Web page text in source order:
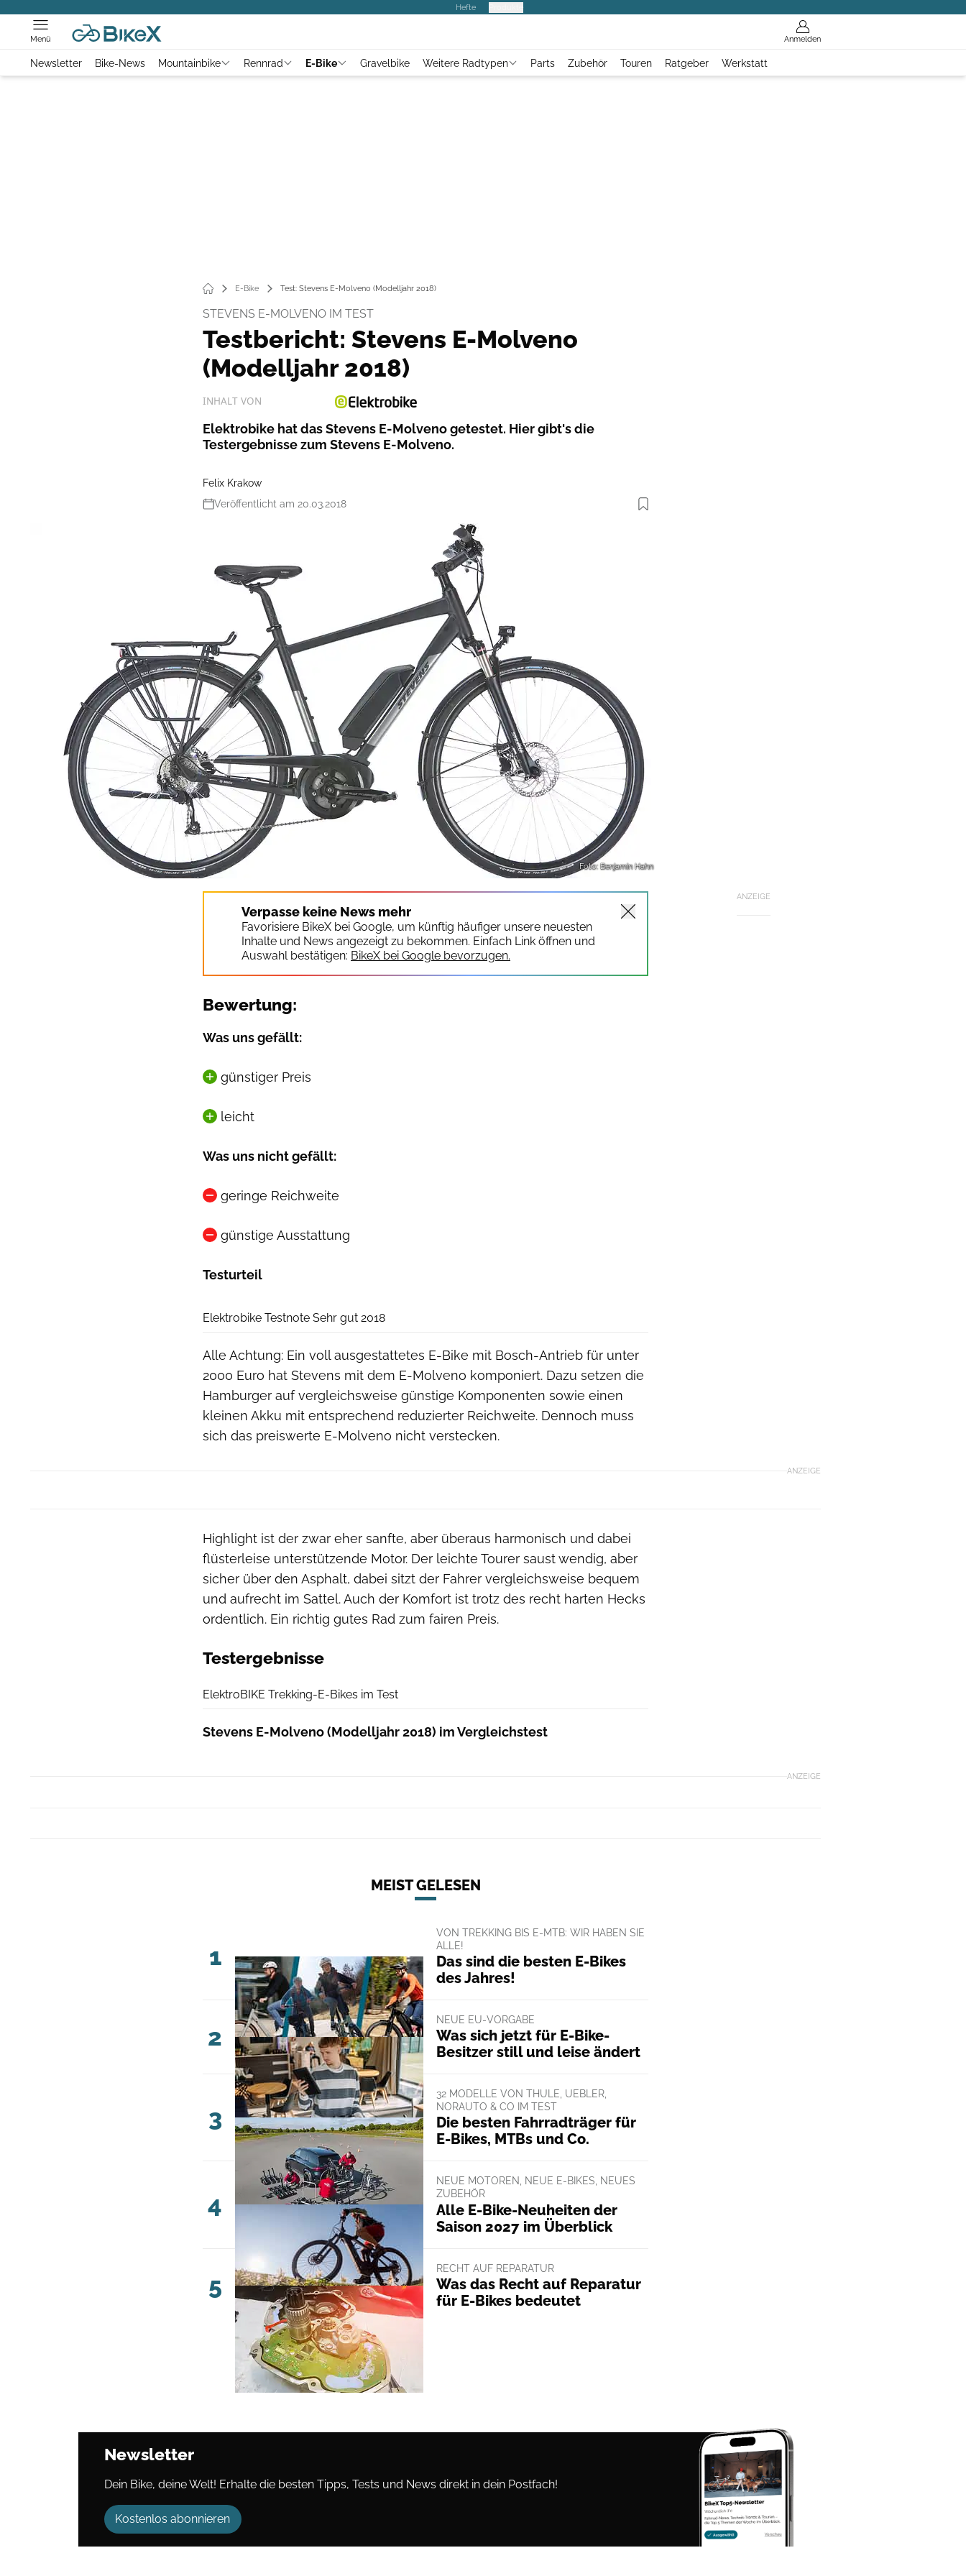
Hefte
Anmelden
Menü
Newsletter Bike-News Mountainbike Rennrad E-Bike Gravelbike Weitere Radtypen Parts Zubehör Touren Ratgeber Werkstatt
E-Bike Test: Stevens E-Molveno (Modelljahr 2018)
STEVENS E-MOLVENO IM TEST
Testbericht: Stevens E-Molveno
(Modelljahr 2018)
INHALT VON
Elektrobike hat das Stevens E-Molveno getestet. Hier gibt's die
Testergebnisse zum Stevens E-Molveno.
Felix Krakow
Veröffentlicht am 20.03.2018
Foto: Benjamin Hahn
ANZEIGE
Verpasse keine News mehr
Favorisiere BikeX bei Google, um künftig häufiger unsere neuesten
Inhalte und News angezeigt zu bekommen. Einfach Link öffnen und
Auswahl bestätigen: BikeX bei Google bevorzugen.
Bewertung:
Was uns gefällt:
günstiger Preis
leicht
Was uns nicht gefällt:
geringe Reichweite
günstige Ausstattung
Testurteil
Elektrobike Testnote Sehr gut 2018
Alle Achtung: Ein voll ausgestattetes E-Bike mit Bosch-Antrieb für unter
2000 Euro hat Stevens mit dem E-Molveno komponiert. Dazu setzen die
Hamburger auf vergleichsweise günstige Komponenten sowie einen
kleinen Akku mit entsprechend reduzierter Reichweite. Dennoch muss
sich das preiswerte E-Molveno nicht verstecken.
ANZEIGE
Highlight ist der zwar eher sanfte, aber überaus harmonisch und dabei
flüsterleise unterstützende Motor. Der leichte Tourer saust wendig, aber
sicher über den Asphalt, dabei sitzt der Fahrer vergleichsweise bequem
und aufrecht im Sattel. Auch der Komfort ist trotz des recht harten Hecks
ordentlich. Ein richtig gutes Rad zum fairen Preis.
Testergebnisse
ElektroBIKE Trekking-E-Bikes im Test
Stevens E-Molveno (Modelljahr 2018) im Vergleichstest
ANZEIGE
MEIST GELESEN
1
VON TREKKING BIS E-MTB: WIR HABEN SIE
ALLE!
Das sind die besten E-Bikes
des Jahres!
2
NEUE EU-VORGABE
Was sich jetzt für E-Bike-
Besitzer still und leise ändert
3
32 MODELLE VON THULE, UEBLER,
NORAUTO & CO IM TEST
Die besten Fahrradträger für
E-Bikes, MTBs und Co.
4
NEUE MOTOREN, NEUE E-BIKES, NEUES
ZUBEHÖR
Alle E-Bike-Neuheiten der
Saison 2027 im Überblick
5
RECHT AUF REPARATUR
Was das Recht auf Reparatur
für E-Bikes bedeutet
Newsletter
Dein Bike, deine Welt! Erhalte die besten Tipps, Tests und News direkt in dein Postfach!
Kostenlos abonnieren